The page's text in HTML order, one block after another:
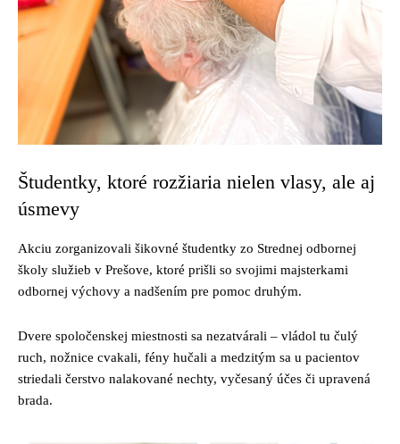
Študentky, ktoré rozžiaria nielen vlasy, ale aj
úsmevy
Akciu zorganizovali šikovné študentky zo Strednej odbornej
školy služieb v Prešove, ktoré prišli so svojimi majsterkami
odbornej výchovy a nadšením pre pomoc druhým.
Dvere spoločenskej miestnosti sa nezatvárali – vládol tu čulý
ruch, nožnice cvakali, fény hučali a medzitým sa u pacientov
striedali čerstvo nalakované nechty, vyčesaný účes či upravená
brada.